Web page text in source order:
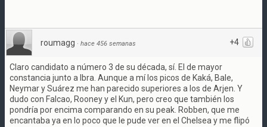
+4
roumagg · hace 456 semanas
Claro candidato a número 3 de su década, sí. El de mayor
constancia junto a Ibra. Aunque a mí los picos de Kaká, Bale,
Neymar y Suárez me han parecido superiores a los de Arjen. Y
dudo con Falcao, Rooney y el Kun, pero creo que también los
pondría por encima comparando en su peak. Robben, que me
encantaba ya en lo poco que le pude ver en el Chelsea y me flipó